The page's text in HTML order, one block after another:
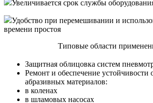
Увеличивается срок службы
Удобство при перемешивании и
времени простоя
Типовые области
Защитная облицовка систем
Ремонт и обеспечение устойчивости
абразивных материалов:
в коленах
в шламовых насосах